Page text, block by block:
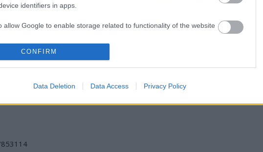
identifiers in apps.
allow Google to enable storage related to functionality of the website
allow Google to enable storage related to personalization.
functionality and fraud prevention, and other user protection.
CONFIRM
Data Deletion Data Access Privacy Policy
ERDŐ VAN
MARCSI AZ ÚJ
MARGÓ-DÍJAS
KRASZNAHORKAI
DÍJAS ÍRÓ
VÉGÉIG LÁTHATÓ
A MINDUNTALAN
KIÁLLÍTÁS
KRASZNAHORKAI